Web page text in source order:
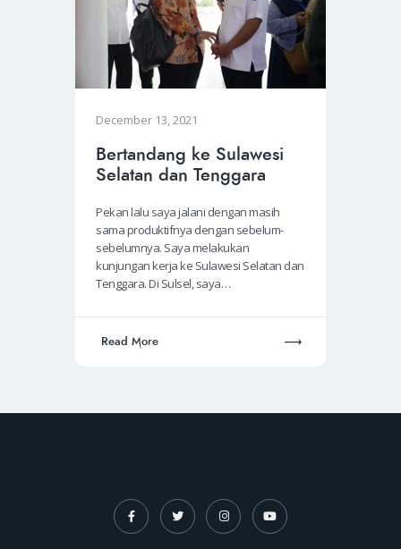
KEBUDAYAAN
KENALAN
December 13, 2021
Bertandang ke Sulawesi
Selatan dan Tenggara
Pekan lalu saya jalani dengan masih
sama produktifnya dengan sebelum-
sebelumnya. Saya melakukan
kunjungan kerja ke Sulawesi Selatan dan
Tenggara. Di Sulsel, saya…
Read More